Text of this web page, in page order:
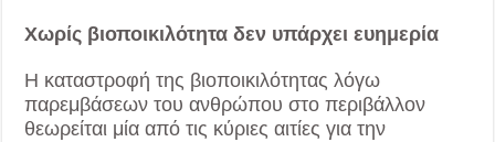
Χωρίς βιοποικιλότητα δεν υπάρχει ευημερία
Η καταστροφή της βιοποικιλότητας λόγω
παρεμβάσεων του ανθρώπου στο περιβάλλον
θεωρείται μία από τις κύριες αιτίες για την